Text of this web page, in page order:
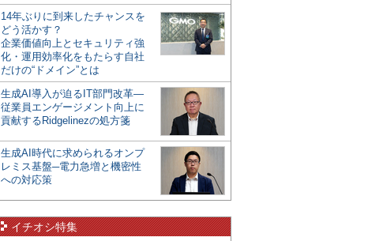
14年ぶりに到来したチャンスを
どう活かす？
企業価値向上とセキュリティ強
化・運用効率化をもたらす自社
だけの“ドメイン”とは
生成AI導入が迫るIT部門改革―
従業員エンゲージメント向上に
貢献するRidgelinezの処方箋
生成AI時代に求められるオンプ
レミス基盤─電力急増と機密性
への対応策
イチオシ特集